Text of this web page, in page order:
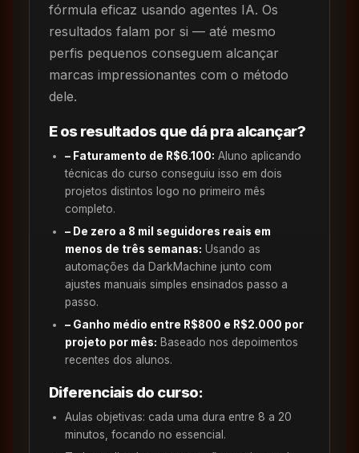
fórmula eficaz usando agentes IA. Os
resultados falam por si — até mesmo
perfis pequenos conseguem alcançar
marcas impressionantes com o método
dele.
E os resultados que dá pra alcançar?
– Faturamento de R$6.100: Aluno aplicando
técnicas do curso conseguiu isso em dois
projetos distintos logo no primeiro mês
completo.
– De zero a 8 mil seguidores reais em
menos de três semanas: Usando as
automações da DarkMachine junto com
ajustes manuais simples ensinados passo a
passo.
– Ganho médio entre R$800 e R$2.000 por
projeto por mês: Baseado nos depoimentos
recentes dos alunos.
Diferenciais do curso:
Aulas objetivas: cada uma dura entre 8 a 20
minutos, focando no essencial.